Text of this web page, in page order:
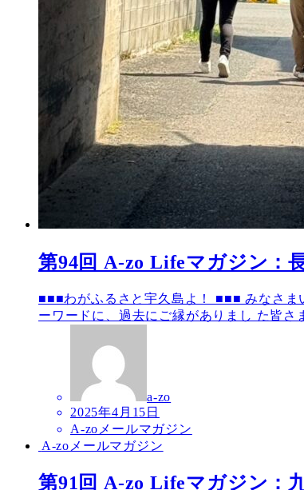
第94回 A-zo Lifeマガジン：
■■■わがふるさと宇久島よ！ ■■■ みなさま
ーワードに、過去にご縁がありまし た皆
a-zo
2025年4月15日
A-zoメールマガジン
A-zoメールマガジン
第91回 A-zo Lifeマガジン：